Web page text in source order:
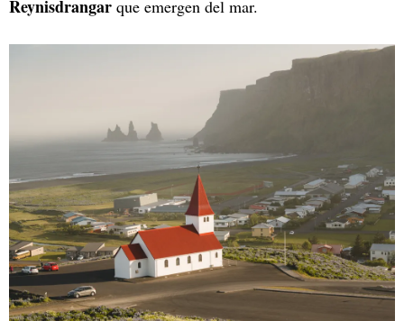
Reynisdrangar que emergen del mar.